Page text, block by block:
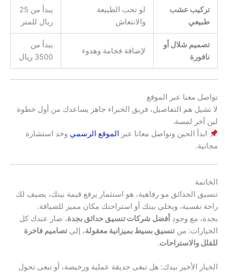
تركيب عشب
طبيعي
لو تحب الطبيعة
والانتعاش
يبدأ من 25
ريال للمتر
تصميم شلال أو
نافورة
لإضافة فخامة وهدوء
يبدأ من
3500 ريال
تواصل معنا عبر الموقع
لا تشيل هم التفاصيل، فريق الخبراء جاهز يساعدك من أول خطوة
لين آخر لمسة.
ابدأ الحين وتواصل معانا عبر الموقع الرسمي وخذ استشارة
مجانية.
الخاتمة
تنسيق الحدائق مو رفاهية، هو استثمار يرفع قيمة بيتك، يضيف لك
راحة نفسية، ويخلي بيتك أو استراحتك مكان مميز للضيافة.
بجدة، مع وجود
أفضل شركات تنسيق حدائق بجدة، صار عندك كل
الخيارات: منتنسيق بسيط بميزانية معقولة، إلىتصاميم فاخرة
للفلل والاستراحات.
الخيار الأخير بيدك: هل تبغى حديقة عملية ورخيصة، أو تبغى تحول